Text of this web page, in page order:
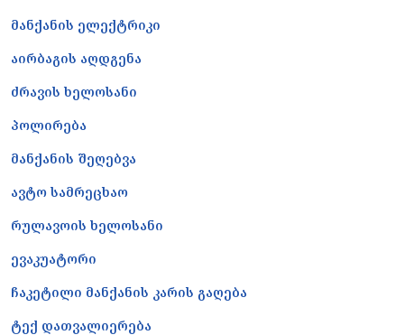
მანქანის ელექტრიკი
აირბაგის აღდგენა
ძრავის ხელოსანი
პოლირება
მანქანის შეღებვა
ავტო სამრეცხაო
რულავოის ხელოსანი
ევაკუატორი
ჩაკეტილი მანქანის კარის გაღება
ტექ დათვალიერება